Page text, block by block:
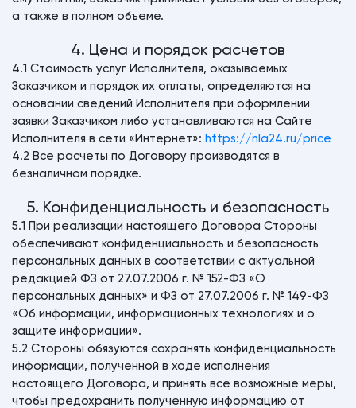
а также в полном объеме.
4. Цена и порядок расчетов
4.1 Стоимость услуг Исполнителя, оказываемых
Заказчиком и порядок их оплаты, определяются на
основании сведений Исполнителя при оформлении
заявки Заказчиком либо устанавливаются на Сайте
Исполнителя в сети «Интернет»: https://nla24.ru/price
4.2 Все расчеты по Договору производятся в
безналичном порядке.
5. Конфиденциальность и безопасность
5.1 При реализации настоящего Договора Стороны
обеспечивают конфиденциальность и безопасность
персональных данных в соответствии с актуальной
редакцией ФЗ от 27.07.2006 г. № 152-ФЗ «О
персональных данных» и ФЗ от 27.07.2006 г. № 149-ФЗ
«Об информации, информационных технологиях и о
защите информации».
5.2 Стороны обязуются сохранять конфиденциальность
информации, полученной в ходе исполнения
настоящего Договора, и принять все возможные меры,
чтобы предохранить полученную информацию от